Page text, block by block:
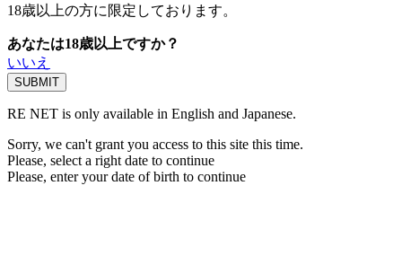
18歳以上の方に限定しております。
あなたは18歳以上ですか？
いいえ
RE NET is only available in English and Japanese.
Sorry, we can't grant you access to this site this time.
Please, select a right date to continue
Please, enter your date of birth to continue